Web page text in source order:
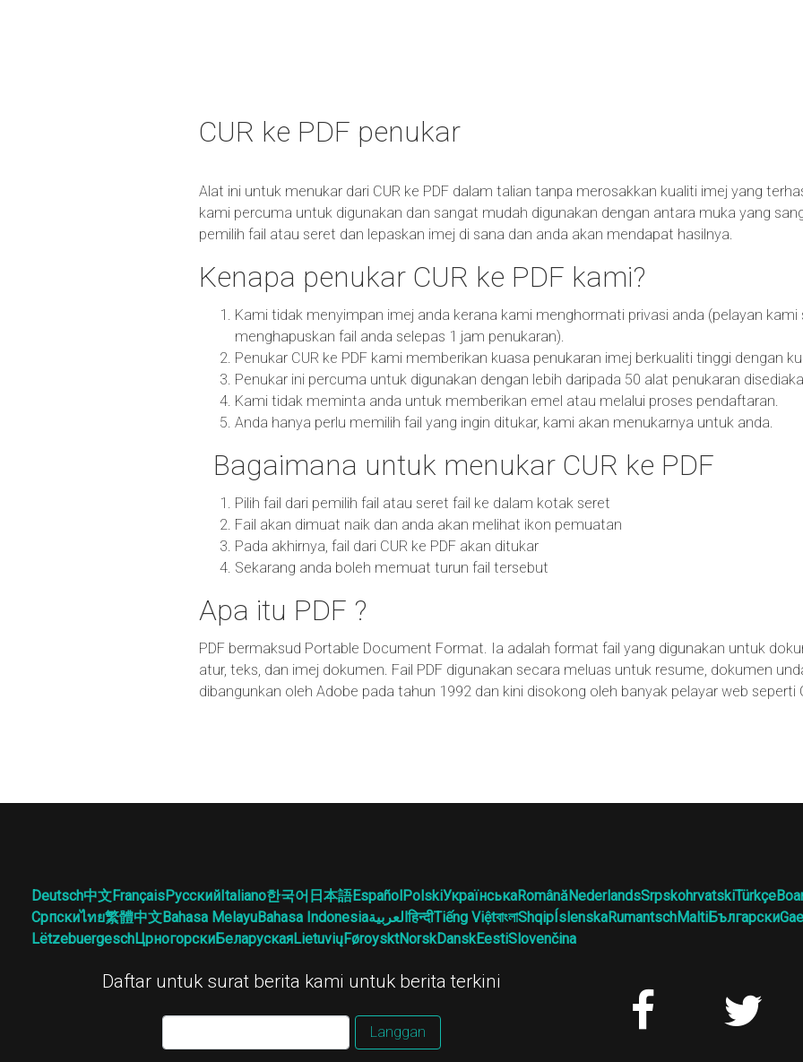
CUR ke PDF penukar
Alat ini untuk menukar dari CUR ke PDF dalam talian tanpa merosakkan kualiti imej yang
kami percuma untuk digunakan dan sangat mudah digunakan dengan antara muka yang
pemilih fail atau seret dan lepaskan imej di sana dan anda akan mendapat hasilnya.
Kenapa penukar CUR ke PDF kami?
Kami tidak menyimpan imej anda kerana kami menghormati privasi anda (pelayan
menghapuskan fail anda selepas 1 jam penukaran).
Penukar CUR ke PDF kami memberikan kuasa penukaran imej berkualiti tinggi dengan
Penukar ini percuma untuk digunakan dengan lebih daripada 50 alat penukaran
Kami tidak meminta anda untuk memberikan emel atau melalui proses pendaftaran.
Anda hanya perlu memilih fail yang ingin ditukar, kami akan menukarnya untuk anda.
Bagaimana untuk menukar CUR ke PDF
Pilih fail dari pemilih fail atau seret fail ke dalam kotak seret
Fail akan dimuat naik dan anda akan melihat ikon pemuatan
Pada akhirnya, fail dari CUR ke PDF akan ditukar
Sekarang anda boleh memuat turun fail tersebut
Apa itu PDF ?
PDF bermaksud Portable Document Format. Ia adalah format fail yang digunakan untuk
atur, teks, dan imej dokumen. Fail PDF digunakan secara meluas untuk resume, dokumen
dibangunkan oleh Adobe pada tahun 1992 dan kini disokong oleh banyak pelayar web seperti
Deutsch中文FrançaisРусскийItaliano한국어 日本語EspañolPolskiУкраїнськаRomânăNederlandsSrpskohrvatskiTürkçe
Српскиไทย繁體中文Bahasa MelayuBahasa Indonesiaالعربيةहिन्दीTiếng ViệtবাংলাShqipÍslenskaRumantschMaltiБългарски
LëtzebuergeschЦрногорскиБеларускаяLietuviųFøroysktNorskDanskEestiSlovenčina
Daftar untuk surat berita kami untuk berita terkini
Langgan